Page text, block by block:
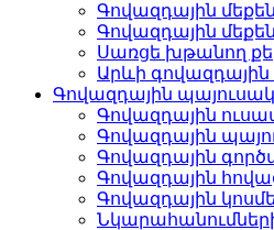
Գովազդային
Գովազդային
Սառցե խթանող
Արևի գովազդային
Գովազդային
Գովազդային
Գովազդային
Գովազդային
Գովազդային
Գովազդային